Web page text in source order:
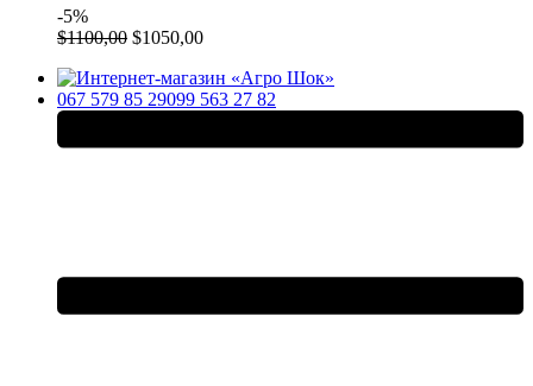
-5%
$1100,00 $1050,00
067 579 85 29099 563 27 82